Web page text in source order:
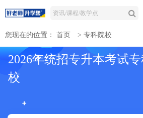
您现在的位置： 首页 > 专科院校
2026年统招专升本考试
校